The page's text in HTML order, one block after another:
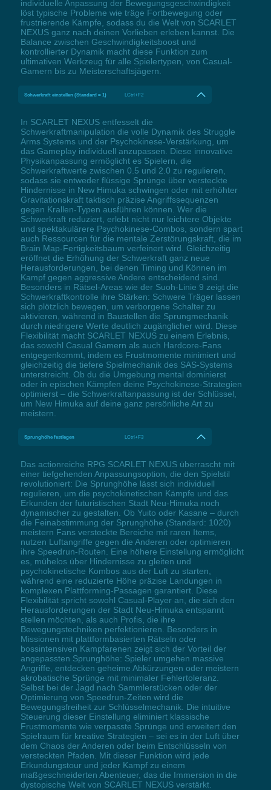
individuelle Anpassung der Bewegungsgeschwindigkeit
löst typische Probleme wie träge Fortbewegung oder
frustrierende Kämpfe, sodass du die Welt von SCARLET
NEXUS ganz nach deinen Vorlieben erleben kannst. Die
Balance zwischen Geschwindigkeitsboost und
kontrollierter Dynamik macht diese Funktion zum
ultimativen Werkzeug für alle Spielertypen, von Casual-
Gamern bis zu Meisterschaftsjägern.
Schwerkraft einstellen (Standard = 1) LCtrl+F2
In SCARLET NEXUS entfesselt die
Schwerkraftmanipulation die volle Dynamik des Struggle
Arms Systems und der Psychokinese-Verstärkung, um
das Gameplay individuell anzupassen. Diese innovative
Physikanpassung ermöglicht es Spielern, die
Schwerkraftwerte zwischen 0.5 und 2.0 zu regulieren,
sodass sie entweder flüssige Sprünge über versteckte
Hindernisse in New Himuka schwingen oder mit erhöhter
Gravitationskraft taktisch präzise Angriffssequenzen
gegen Krallen-Typen ausführen können. Wer die
Schwerkraft reduziert, erlebt nicht nur leichtere Objekte
und spektakulärere Psychokinese-Combos, sondern spart
auch Ressourcen für die mentale Zerstörungskraft, die im
Brain Map-Fertigkeitsbaum verfeinert wird. Gleichzeitig
eröffnet die Erhöhung der Schwerkraft ganz neue
Herausforderungen, bei denen Timing und Können im
Kampf gegen aggressive Andere entscheidend sind.
Besonders in Rätsel-Areas wie der Suoh-Linie 9 zeigt die
Schwerkraftkontrolle ihre Stärken: Schwere Träger lassen
sich plötzlich bewegen, um verborgene Schalter zu
aktivieren, während in Baustellen die Sprungmechanik
durch niedrigere Werte deutlich zugänglicher wird. Diese
Flexibilität macht SCARLET NEXUS zu einem Erlebnis,
das sowohl Casual Gamern als auch Hardcore-Fans
entgegenkommt, indem es Frustmomente minimiert und
gleichzeitig die tiefere Spielmechanik des SAS-Systems
unterstreicht. Ob du die Umgebung mental dominierst
oder in epischen Kämpfen deine Psychokinese-Strategien
optimierst – die Schwerkraftanpassung ist der Schlüssel,
um New Himuka auf deine ganz persönliche Art zu
meistern.
Sprunghöhe festlegen LCtrl+F3
Das actionreiche RPG SCARLET NEXUS überrascht mit
einer tiefgehenden Anpassungsoption, die den Spielstil
revolutioniert: Die Sprunghöhe lässt sich individuell
regulieren, um die psychokinetischen Kämpfe und das
Erkunden der futuristischen Stadt Neu-Himuka noch
dynamischer zu gestalten. Ob Yuito oder Kasane – durch
die Feinabstimmung der Sprunghöhe (Standard: 1020)
meistern Fans versteckte Bereiche mit raren Items,
nutzen Luftangriffe gegen die Anderen oder optimieren
ihre Speedrun-Routen. Eine höhere Einstellung ermöglicht
es, mühelos über Hindernisse zu gleiten und
psychokinetische Kombos aus der Luft zu starten,
während eine reduzierte Höhe präzise Landungen in
komplexen Plattforming-Passagen garantiert. Diese
Flexibilität spricht sowohl Casual-Player an, die sich den
Herausforderungen der Stadt Neu-Himuka entspannt
stellen möchten, als auch Profis, die ihre
Bewegungstechniken perfektionieren. Besonders in
Missionen mit plattformbasierten Rätseln oder
bossintensiven Kampfarenen zeigt sich der Vorteil der
angepassten Sprunghöhe: Spieler umgehen massive
Angriffe, entdecken geheime Abkürzungen oder meistern
akrobatische Sprünge mit minimaler Fehlertoleranz.
Selbst bei der Jagd nach Sammlerstücken oder der
Optimierung von Speedrun-Zeiten wird die
Bewegungsfreiheit zur Schlüsselmechanik. Die intuitive
Steuerung dieser Einstellung eliminiert klassische
Frustmomente wie verpasste Sprünge und erweitert den
Spielraum für kreative Strategien – sei es in der Luft über
dem Chaos der Anderen oder beim Entschlüsseln von
versteckten Pfaden. Mit dieser Funktion wird jede
Erkundungstour und jeder Kampf zu einem
maßgeschneiderten Abenteuer, das die Immersion in die
dystopische Welt von SCARLET NEXUS verstärkt.